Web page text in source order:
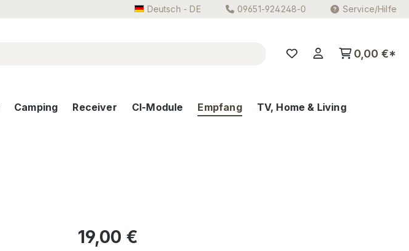
Deutsch - DE 09651-924248-0 Service/Hilfe
0,00 €*
Camping Receiver CI-Module Empfang TV, Home & Living
Regulärer Preis:
19,00 €